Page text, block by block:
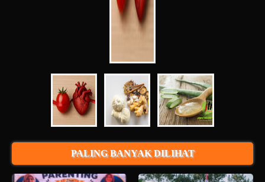
PALING BANYAK DILIHAT